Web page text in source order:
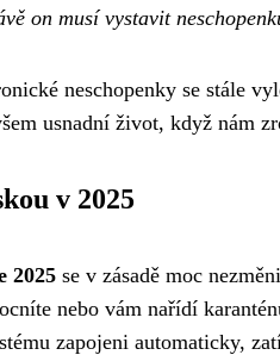
on musí vystavit
neschopenky se stále
usnadní život, když nám
v 2025
2025 se v zásadě moc
nebo vám nařídí
zapojeni automaticky,